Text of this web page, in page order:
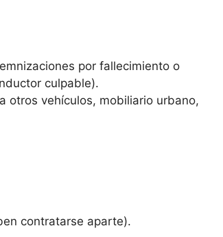
por fallecimiento o
culpable).
otros vehículos, mobiliario urbano,
contratarse aparte).